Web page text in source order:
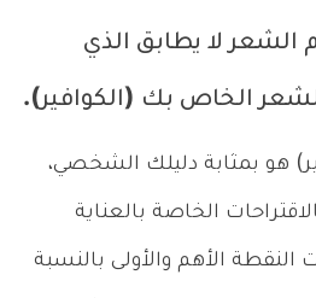
الشعر لا يطابق الذي
الخاص بك (الكوافير).
هو بمثابة دليلك الشخصي،
الخاصة بالعناية
النقطة الأهم والأولى بالنسبة